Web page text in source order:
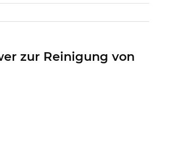
zur Reinigung von